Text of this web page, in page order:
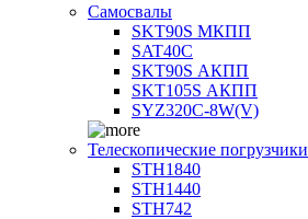
Самосвалы
SKT90S МКПП
SAT40C
SKT90S АКПП
SKT105S АКПП
SYZ320C-8W(V)
Телескопические погрузчики
STH1840
STH1440
STH742